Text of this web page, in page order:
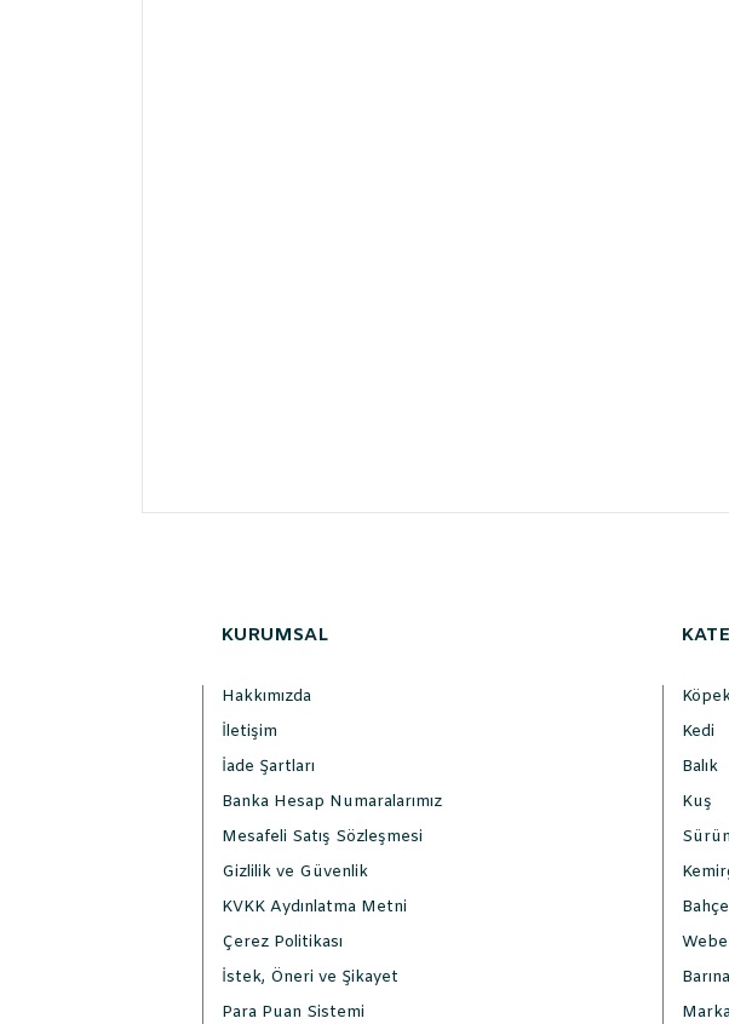
KURUMSAL
Hakkımızda
İletişim
İade Şartları
Banka Hesap Numaralarımız
Mesafeli Satış Sözleşmesi
Gizlilik ve Güvenlik
KVKK Aydınlatma Metni
Çerez Politikası
İstek, Öneri ve Şikayet
Para Puan Sistemi
Kedi
Balık
Kuş
Bahçe